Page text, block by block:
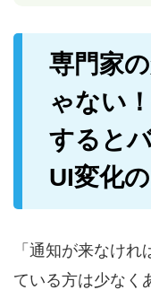
専門家
ゃない
すると
UI変化
「通知が来なけ
ている方は少なく